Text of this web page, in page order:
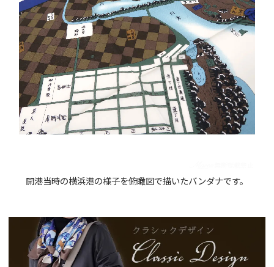
開港当時の横浜港の様子を俯瞰図で描いたバンダナです。